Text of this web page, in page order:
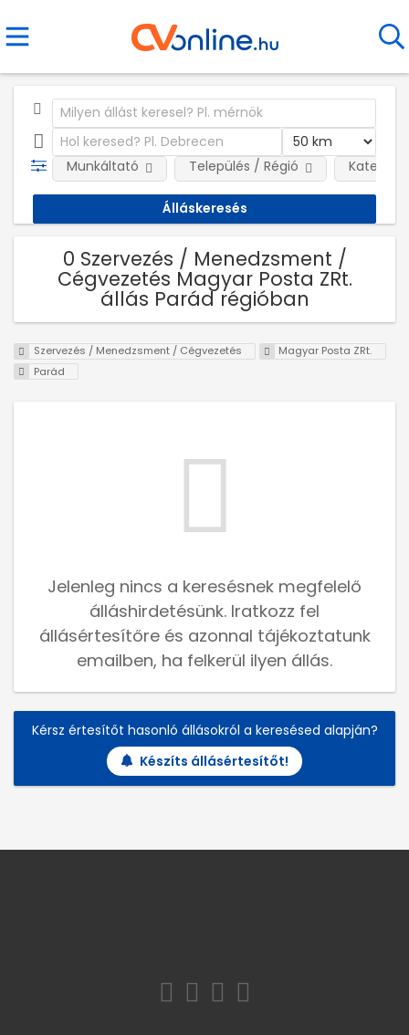
Munkáltató Település / Régió
0 Szervezés / Menedzsment /
Cégvezetés Magyar Posta ZRt.
állás Parád régióban
Szervezés / Menedzsment / Cégvezetés
Magyar Posta ZRt.
Parád
Jelenleg nincs a keresésnek megfelelő
álláshirdetésünk. Iratkozz fel
állásértesítőre és azonnal tájékoztatunk
emailben, ha felkerül ilyen állás.
Kérsz értesítőt hasonló állásokról a keresésed alapján?
Készíts állásértesítőt!